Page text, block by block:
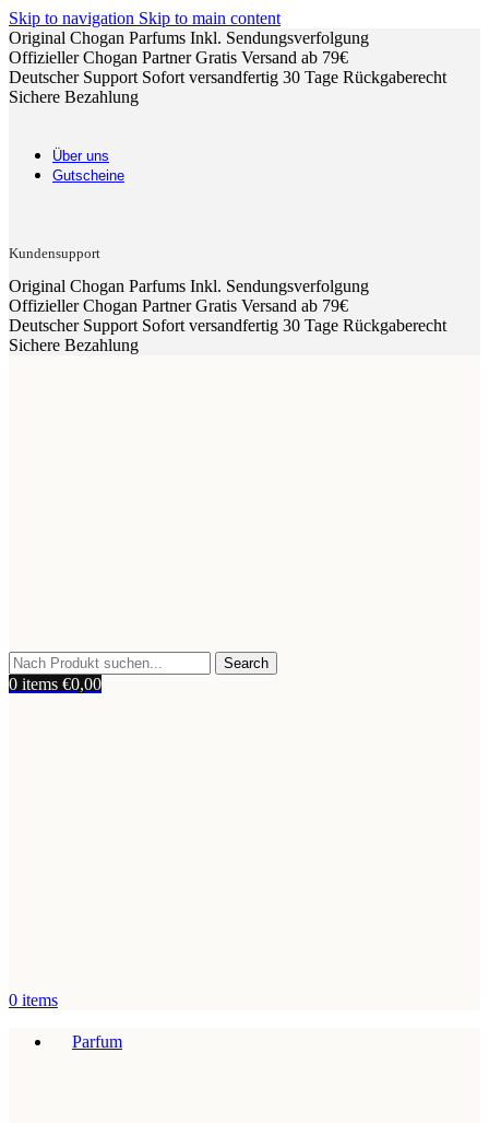
Skip to navigation Skip to main content
Original Chogan Parfums Inkl. Sendungsverfolgung
Offizieller Chogan PartnerGratis Versand ab 79€
Deutscher Support Sofort versandfertig 30 Tage Rückgaberecht
Sichere Bezahlung
Über uns
Gutscheine
Kundensupport
Original Chogan Parfums Inkl. Sendungsverfolgung
Offizieller Chogan PartnerGratis Versand ab 79€
Deutscher Support Sofort versandfertig 30 Tage Rückgaberecht
Sichere Bezahlung
Search
0 items €0,00
0 items
Parfum